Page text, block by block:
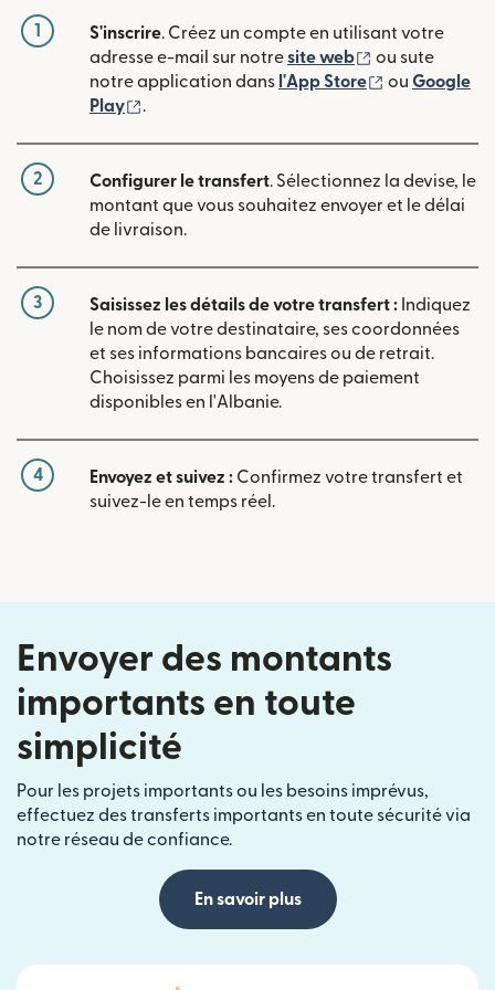
1 S'inscrire. Créez un compte en utilisant votre
adresse e-mail sur notresite web (s'ouvre dans
ou sute
notre application dans l'App Store (s'ouvre
ou Google
Play
(s'ouvre dans une nouvelle fenêtre)
.
2 Configurer le transfert. Sélectionnez la devise, le
montant que vous souhaitez envoyer et le délai
de livraison.
3 Saisissez les détails de votre transfert : Indiquez
le nom de votre destinataire, ses coordonnées
et ses informations bancaires ou de retrait.
Choisissez parmi les moyens de paiement
disponibles en l'Albanie.
4 Envoyez et suivez : Confirmez votre transfert et
suivez-le en temps réel.
Envoyer des montants
importants en toute
simplicité
Pour les projets importants ou les besoins imprévus,
effectuez des transferts importants en toute sécurité via
notre réseau de confiance.
En savoir plus